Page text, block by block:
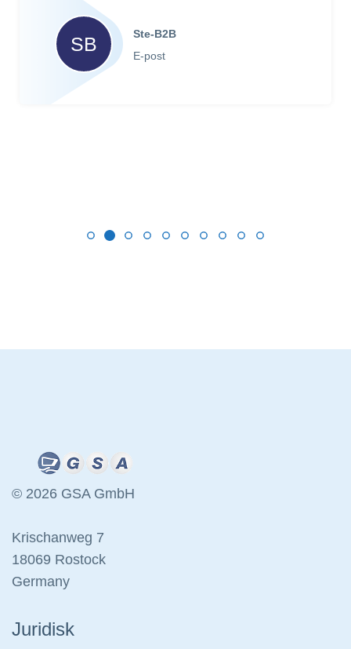
SB
Ste-B2B
E-post
© 2026 GSA GmbH
Krischanweg 7
18069 Rostock
Germany
Juridisk